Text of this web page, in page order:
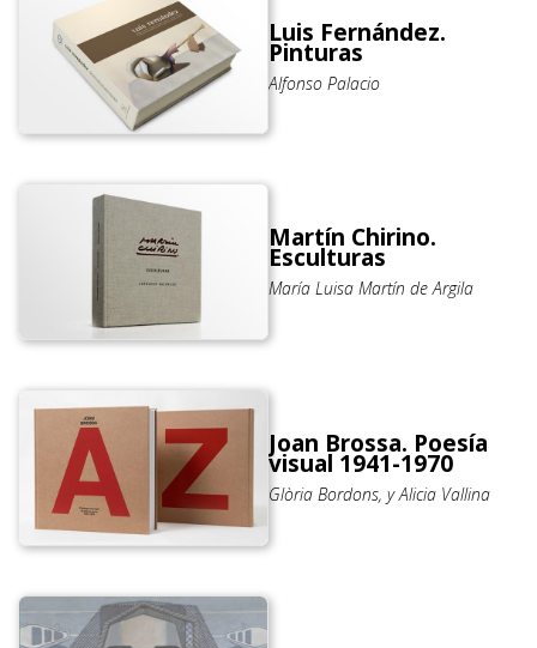
Luis Fernández.
Pinturas
Alfonso Palacio
Martín Chirino.
Esculturas
María Luisa Martín de Argila
Joan Brossa. Poesía
visual 1941-1970
Glòria Bordons, y Alicia Vallina